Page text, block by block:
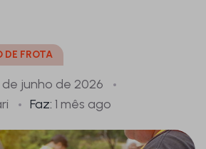
DE FROTA
de junho de 2026
Faz: 1 mês ago